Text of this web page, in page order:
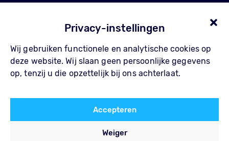
Privacy-instellingen
Wij gebruiken functionele en analytische cookies op
deze website. Wij slaan geen persoonlijke gegevens
op, tenzij u die opzettelijk bij ons achterlaat.
Accepteren
Weiger
Over Pompe
Waarom Pompe
Referenties
Blog
Contact
FAQ
Algemene voorwaarden